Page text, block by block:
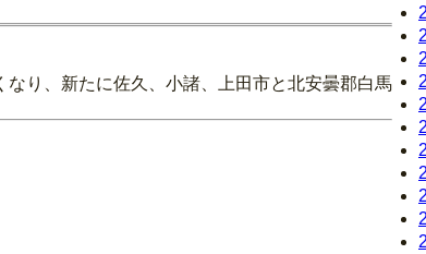
り、新たに佐久、小諸、上田市と北安曇郡白馬